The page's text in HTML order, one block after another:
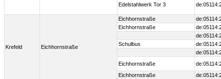
Edelstahlwerk Tor 3
Krefeld Eichhornstraße
Eichhornstraße
Eichhornstraße
Schulbus
Eichhornstraße
Eichhornstraße